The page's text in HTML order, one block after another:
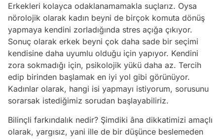
Erkekleri kolayca odaklanamamakla suçlarız. Oysa
nörolojik olarak kadın beyni de birçok komuta dönüş
yapmaya kendini zorladığında stres açığa çıkıyor.
Sonuç olarak erkek beyni çok daha sade bir seçimi
kendisine daha uyumlu olduğu için yapıyor. Kendini
zora sokmadığı için, psikolojik yükü daha az. Tercih
edip birinden başlamak en iyi yol gibi görünüyor.
Kadınlar olarak, hangi isi yapmayı istiyorum, sorusunu
sorarsak istediğimiz sorudan başlayabiliriz.
Bilinçli farkındalık nedir? Şimdiki âna dikkatimizi amaçlı
olarak, yargısız, yani ille de bir düşünce beslemeden